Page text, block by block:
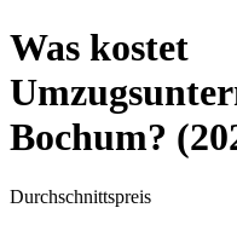
Was kostet
Bochum? (
Durchschnittspreis